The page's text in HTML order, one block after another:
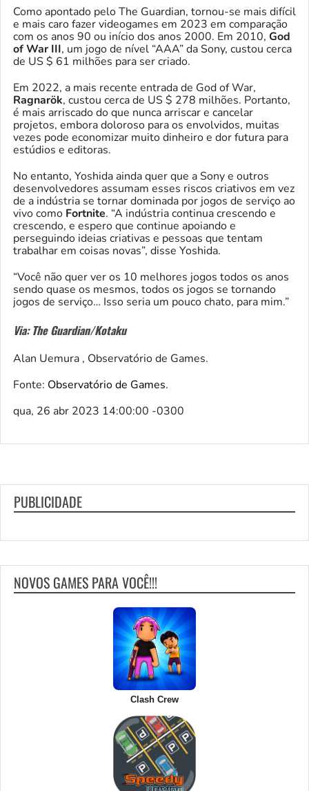
Como apontado pelo The Guardian, tornou-se mais difícil
e mais caro fazer videogames em 2023 em comparação
com os anos 90 ou início dos anos 2000. Em 2010, God
of War III, um jogo de nível “AAA” da Sony, custou cerca
de US $ 61 milhões para ser criado.
Em 2022, a mais recente entrada de God of War,
Ragnarök, custou cerca de US $ 278 milhões. Portanto,
é mais arriscado do que nunca arriscar e cancelar
projetos, embora doloroso para os envolvidos, muitas
vezes pode economizar muito dinheiro e dor futura para
estúdios e editoras.
No entanto, Yoshida ainda quer que a Sony e outros
desenvolvedores assumam esses riscos criativos em vez
de a indústria se tornar dominada por jogos de serviço ao
vivo como Fortnite. “A indústria continua crescendo e
crescendo, e espero que continue apoiando e
perseguindo ideias criativas e pessoas que tentam
trabalhar em coisas novas”, disse Yoshida.
“Você não quer ver os 10 melhores jogos todos os anos
sendo quase os mesmos, todos os jogos se tornando
jogos de serviço… Isso seria um pouco chato, para mim.”
Via: The Guardian/Kotaku
Alan Uemura , Observatório de Games.
Fonte: Observatório de Games.
qua, 26 abr 2023 14:00:00 -0300
PUBLICIDADE
NOVOS GAMES PARA VOCÊ!!!
Clash Crew